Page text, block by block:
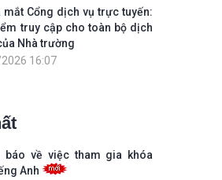
mắt Cổng dịch vụ trực tuyến:
truy cập cho toàn bộ dịch
Nhà trường
16:07
báo về việc tham gia khóa
Anh